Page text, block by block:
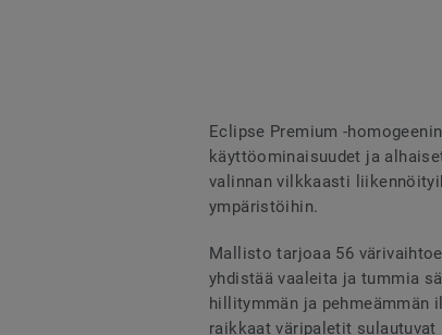
Eclipse Premium -
käyttöominaisuudet ja
valinnan vilkkaasti
ympäristöihin.
Mallisto tarjoaa 56
yhdistää vaaleita ja tummia
hillitymmän ja pehmeämmän
raikkaat väripaletit